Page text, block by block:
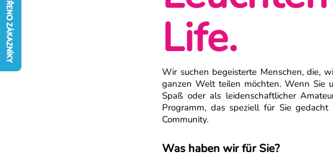
Life.
Wir suchen begeisterte Menschen, die,
ganzen Welt teilen möchten. Wenn Sie
Spaß oder als leidenschaftlicher
Programm, das speziell für Sie
Community.
Was haben wir für Sie?